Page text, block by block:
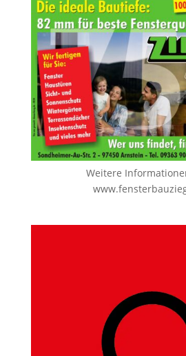
Weitere